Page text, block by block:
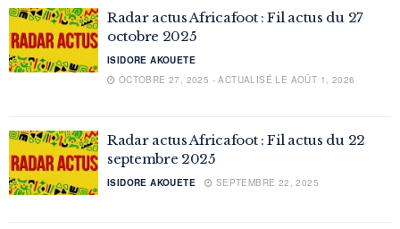
Radar actus Africafoot : Fil actus du 27
octobre 2025
ISIDORE AKOUETE
OCTOBRE 27, 2025 - ACTUALISÉ LE AOÛT 1, 2026
Radar actus Africafoot : Fil actus du 22
septembre 2025
ISIDORE AKOUETE SEPTEMBRE 22, 2025